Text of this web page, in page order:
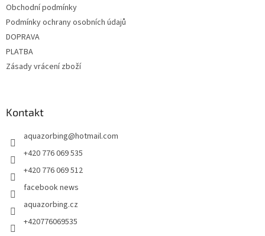
Obchodní podmínky
Podmínky ochrany osobních údajů
DOPRAVA
PLATBA
Zásady vrácení zboží
Kontakt
aquazorbing@hotmail.com
+420 776 069 535
+420 776 069 512
facebook news
aquazorbing.cz
+420776069535